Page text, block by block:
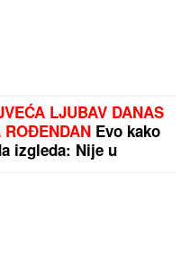
LJUBAV DANAS
ROĐENDAN Evo kako
izgleda: Nije u